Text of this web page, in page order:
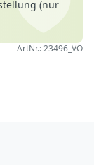
(nur
ArtNr.: 23496_VO